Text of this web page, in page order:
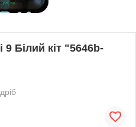
Білий кіт "5646b-